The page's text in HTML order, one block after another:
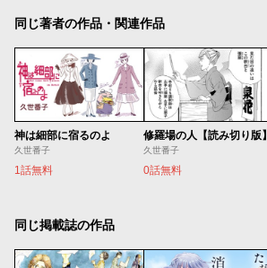
同じ著者の作品・関連作品
神は細部に宿るのよ
久世番子
1話無料
修羅場の人【読み切り版】
久世番子
0話無料
同じ掲載誌の作品